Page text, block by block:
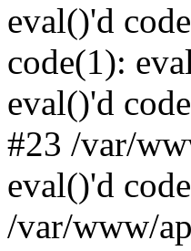
eval()'d
code(1):
eval()'d
#23 /var/
eval()'d
/var/www/